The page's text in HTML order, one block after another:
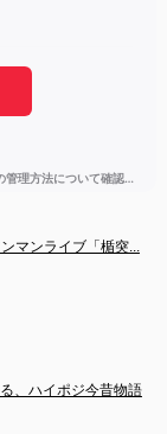
マンライブ「楯突...
、ハイポジ今昔物語